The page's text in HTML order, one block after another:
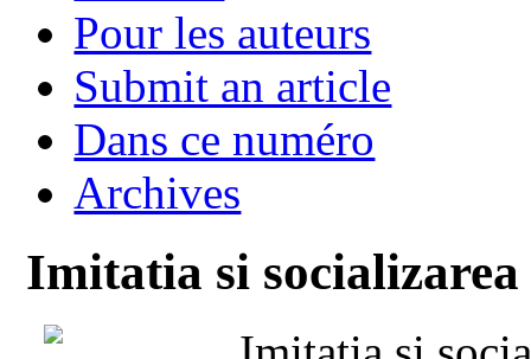
Pour les auteurs
Submit an article
Dans ce numéro
Archives
Imitatia si